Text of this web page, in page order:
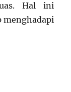
Hal ini
menghadapi